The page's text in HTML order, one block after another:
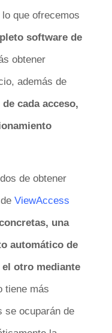
que ofrecemos
software de
obtener
además de
cada acceso,
de obtener
ViewAccess
una
automático de
otro mediante
tiene más
se ocuparán de